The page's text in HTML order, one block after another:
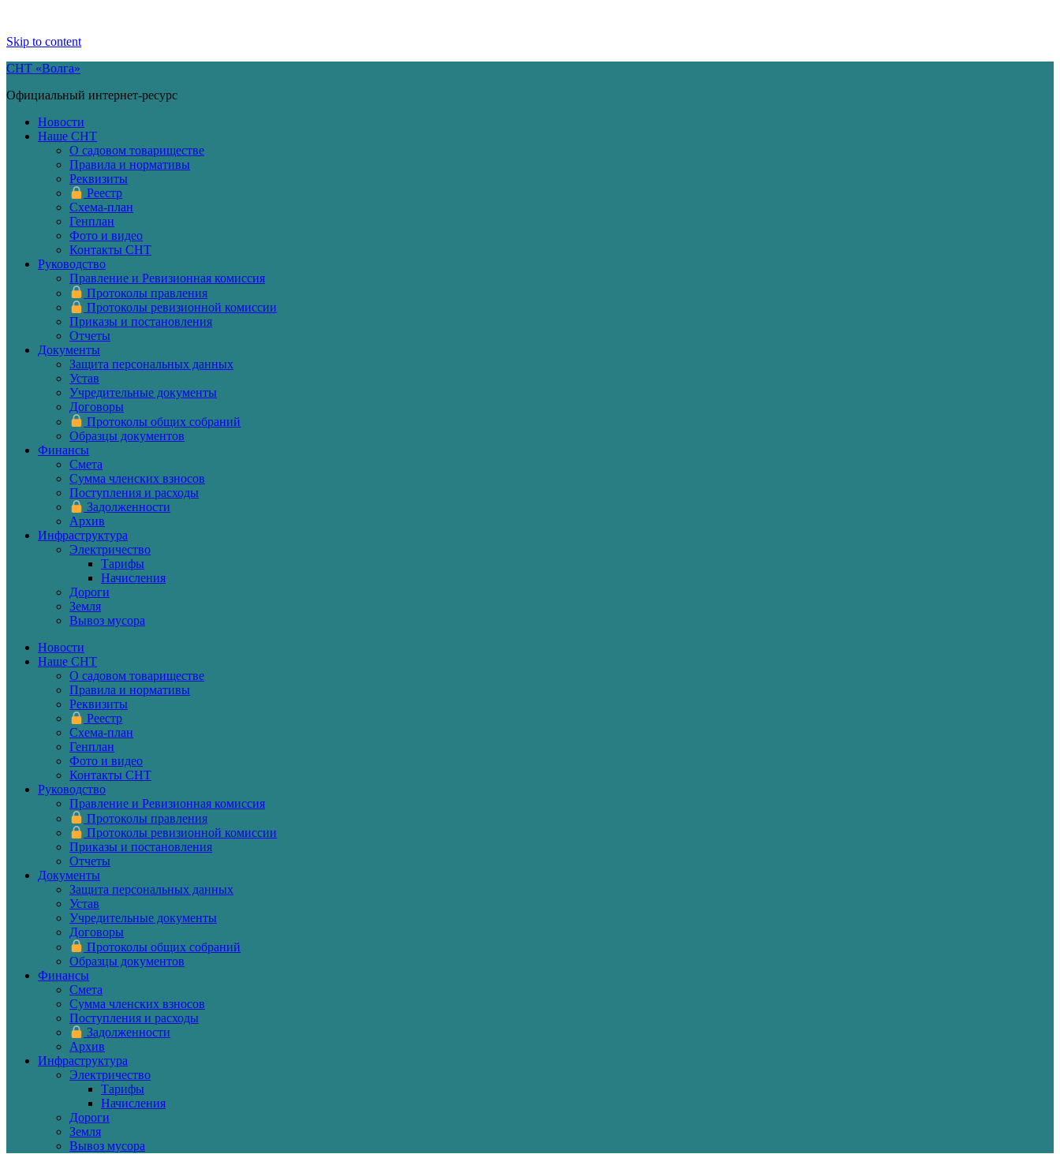
Skip to content
СНТ «Волга»
Официальный интернет-ресурс
Новости
Наше СНТ
О садовом товариществе
Правила и нормативы
Реквизиты
Реестр
Схема-план
Генплан
Фото и видео
Контакты СНТ
Руководство
Правление и Ревизионная комиссия
Протоколы правления
Протоколы ревизионной комиссии
Приказы и постановления
Отчеты
Документы
Защита персональных данных
Устав
Учредительные документы
Договоры
Протоколы общих собраний
Образцы документов
Финансы
Смета
Сумма членских взносов
Поступления и расходы
Задолженности
Архив
Инфраструктура
Электричество
Тарифы
Начисления
Дороги
Земля
Вывоз мусора
Новости
Наше СНТ
О садовом товариществе
Правила и нормативы
Реквизиты
Реестр
Схема-план
Генплан
Фото и видео
Контакты СНТ
Руководство
Правление и Ревизионная комиссия
Протоколы правления
Протоколы ревизионной комиссии
Приказы и постановления
Отчеты
Документы
Защита персональных данных
Устав
Учредительные документы
Договоры
Протоколы общих собраний
Образцы документов
Финансы
Смета
Сумма членских взносов
Поступления и расходы
Задолженности
Архив
Инфраструктура
Электричество
Тарифы
Начисления
Дороги
Земля
Вывоз мусора